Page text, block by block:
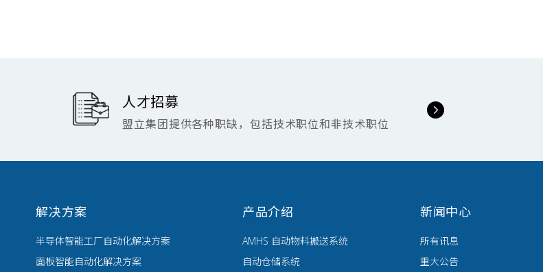
人才招募
盟立集团提供各种职缺，包括技术职位和非技术职位
解决方案
半导体智能工厂自动化解决方案
面板智能自动化解决方案
产品介绍
AMHS 自动物料搬送系统
自动仓储系统
新闻中心
所有讯息
重大公告